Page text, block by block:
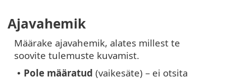
Ajavahemik
Määrake ajavahemik, alates millest te
soovite tulemuste kuvamist.
• Pole määratud (vaikesäte) – ei otsita